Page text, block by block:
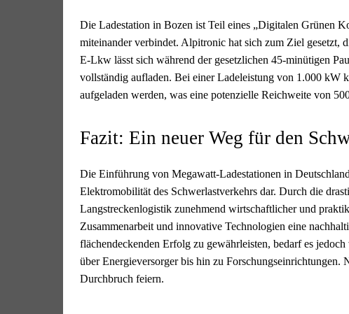
Die Ladestation in Bozen ist Teil eines „Digitalen Grünen
miteinander verbindet. Alpitronic hat sich zum Ziel gesetzt,
E-Lkw lässt sich während der gesetzlichen 45-minütigen
vollständig aufladen. Bei einer Ladeleistung von 1.000
aufgeladen werden, was eine potenzielle Reichweite von
Fazit: Ein neuer Weg für den
Die Einführung von Megawatt-Ladestationen in
Elektromobilität des Schwerlastverkehrs dar. Durch die
Langstreckenlogistik zunehmend wirtschaftlicher und
Zusammenarbeit und innovative Technologien eine
flächendeckenden Erfolg zu gewährleisten, bedarf es
über Energieversorger bis hin zu
Durchbruch feiern.